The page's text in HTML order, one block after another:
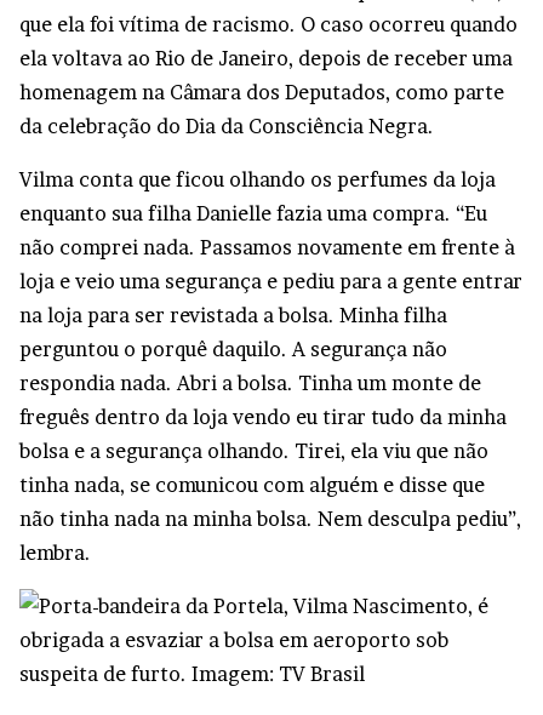
que ela foi vítima de racismo. O caso ocorreu quando
ela voltava ao Rio de Janeiro, depois de receber uma
homenagem na Câmara dos Deputados, como parte
da celebração do Dia da Consciência Negra.
Vilma conta que ficou olhando os perfumes da loja
enquanto sua filha Danielle fazia uma compra. “Eu
não comprei nada. Passamos novamente em frente à
loja e veio uma segurança e pediu para a gente entrar
na loja para ser revistada a bolsa. Minha filha
perguntou o porquê daquilo. A segurança não
respondia nada. Abri a bolsa. Tinha um monte de
freguês dentro da loja vendo eu tirar tudo da minha
bolsa e a segurança olhando. Tirei, ela viu que não
tinha nada, se comunicou com alguém e disse que
não tinha nada na minha bolsa. Nem desculpa pediu”,
lembra.